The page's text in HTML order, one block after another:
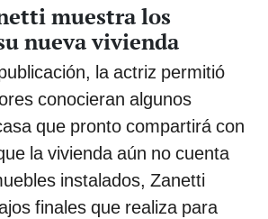
muestra los
nueva vivienda
la actriz permitió
conocieran algunos
que pronto compartirá con
la vivienda aún no cuenta
instalados, Zanetti
finales que realiza para